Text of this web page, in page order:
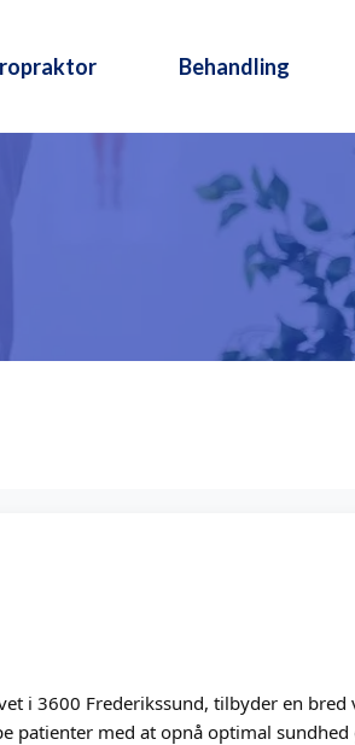
Behandling
i 3600 Frederikssund, tilbyder en
patienter med at opnå optimal